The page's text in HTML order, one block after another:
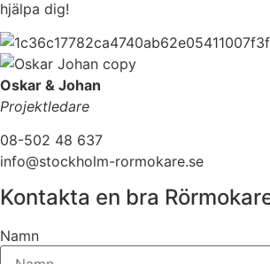
hjälpa dig!
Oskar & Johan
Projektledare
08-502 48 637
info@stockholm-rormokare.se
Kontakta en bra
Namn